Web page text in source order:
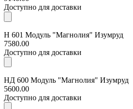
Доступно для доставки
Н 601 Модуль "Магнолия" Изумруд
7580.00
Доступно для доставки
НД 600 Модуль "Магнолия" Изумруд
5600.00
Доступно для доставки